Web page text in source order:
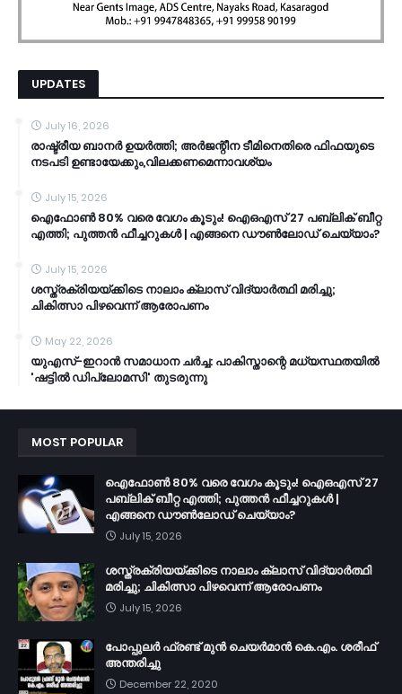
UPDATES
July 16, 2026
രാഷ്ട്രീയ ബാനർ ഉയർത്തി; അർജന്റീന ടീമിനെതിരെ ഫിഫയുടെ
നടപടി ഉണ്ടായേക്കും,വിലക്കണമെന്നാവശ്യം
July 15, 2026
ഐഫോൺ 80% വരെ വേഗം കൂടും! ഐഒഎസ് 27 പബ്ലിക് ബീറ്റ
എത്തി; പുത്തൻ ഫീച്ചറുകൾ | എങ്ങനെ ഡൗൺലോഡ് ചെയ്യാം?
July 15, 2026
ശസ്ത്രക്രിയയ്ക്കിടെ നാലാം ക്ലാസ് വിദ്യാർത്ഥി മരിച്ചു;
ചികിത്സാ പിഴവെന്ന് ആരോപണം
May 22, 2026
യുഎസ്-ഇറാൻ സമാധാന ചർച്ച: പാകിസ്താന്റെ മധ്യസ്ഥതയിൽ
'ഷട്ടിൽ ഡിപ്ലോമസി' തുടരുന്നു
MOST POPULAR
ഐഫോൺ 80% വരെ വേഗം കൂടും! ഐഒഎസ് 27
പബ്ലിക് ബീറ്റ എത്തി; പുത്തൻ ഫീച്ചറുകൾ |
എങ്ങനെ ഡൗൺലോഡ് ചെയ്യാം?
July 15, 2026
ശസ്ത്രക്രിയയ്ക്കിടെ നാലാം ക്ലാസ് വിദ്യാർത്ഥി
മരിച്ചു; ചികിത്സാ പിഴവെന്ന് ആരോപണം
July 15, 2026
പോപ്പുലർ ഫ്രണ്ട്​ മുൻ ചെയർമാൻ കെ.എം. ശരീഫ്​
അന്തരിച്ചു
December 22, 2020